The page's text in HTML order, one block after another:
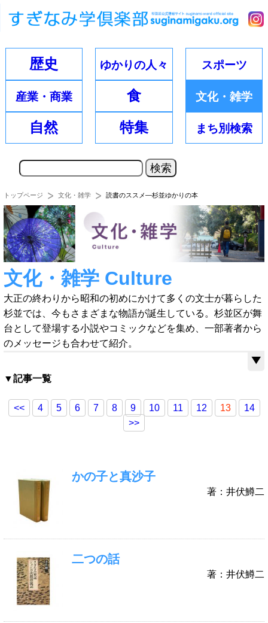
歴史 ゆかりの人々 スポーツ
産業・ 商業 食 文化・雑学
自然 特集 まち別検索
トップページ 文化・雑学 読書のススメ―杉並ゆかりの本
文化・雑学 Culture
大正の終わりから昭和の初めにかけて多くの文士が暮らした
杉並では、今もさまざまな物語が誕生している。杉並区が舞
台として登場する小説やコミックなどを集め、一部著者から
のメッセージも合わせて紹介。
▼記事一覧
<< 4 5 6 7 8 9 10 11 12 13
14
>>
かの子と真沙子
著：井伏鱒二
二つの話
著：井伏鱒二